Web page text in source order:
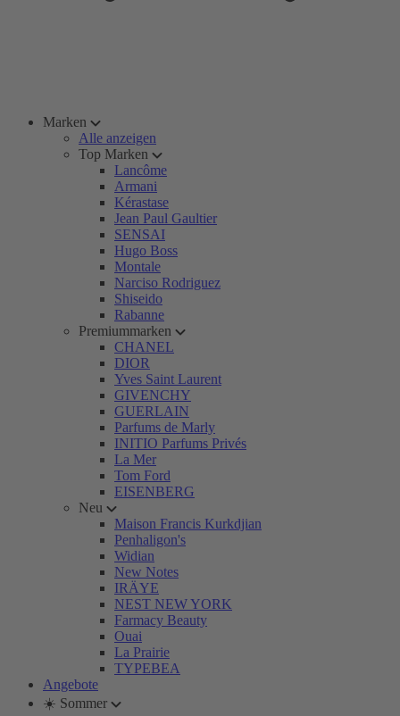
Marken
Alle anzeigen
Top Marken
Lancôme
Armani
Kérastase
Jean Paul Gaultier
SENSAI
Hugo Boss
Montale
Narciso Rodriguez
Shiseido
Rabanne
Premiummarken
CHANEL
DIOR
Yves Saint Laurent
GIVENCHY
GUERLAIN
Parfums de Marly
INITIO Parfums Privés
La Mer
Tom Ford
EISENBERG
Neu
Maison Francis Kurkdjian
Penhaligon's
Widian
New Notes
IRÄYE
NEST NEW YORK
Farmacy Beauty
Ouai
La Prairie
TYPEBEA
Angebote
☀️ Sommer